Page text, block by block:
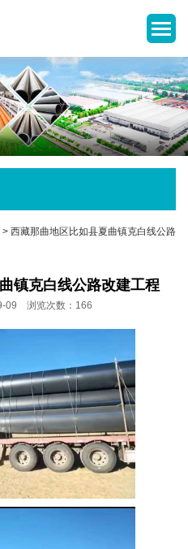
> 西藏那曲地区比如县夏曲镇克白线公路
镇克白线公路改建工程
09 浏览次数：166